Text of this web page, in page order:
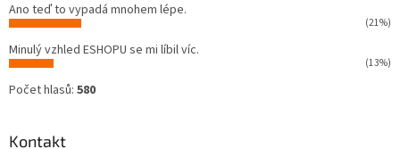
Ano teď to vypadá mnohem lépe.
(21%)
Minulý vzhled ESHOPU se mi líbil víc.
(13%)
Počet hlasů: 580
Kontakt